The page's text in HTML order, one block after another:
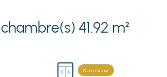
Appartement 2 pièce(s) 1 chambre(s) 41.92 m²
Ascenseur